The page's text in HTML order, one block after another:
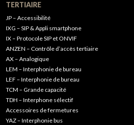
TERTIAIRE
JP – Accessibilité
IXG – SIP & Appli smartphone
IX – Protocole SIP et ONVIF
ANZEN – Contrôle d’accès tertiaire
AX – Analogique
LEM – Interphonie de bureau
LEF – Interphonie de bureau
TCM – Grande capacité
TDH – Interphone sélectif
Accessoires de fermetures
YAZ – Interphonie bus